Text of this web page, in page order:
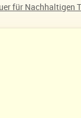
für Nachhaltigen